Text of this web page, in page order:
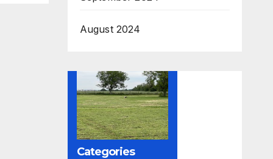
August 2024
Categories